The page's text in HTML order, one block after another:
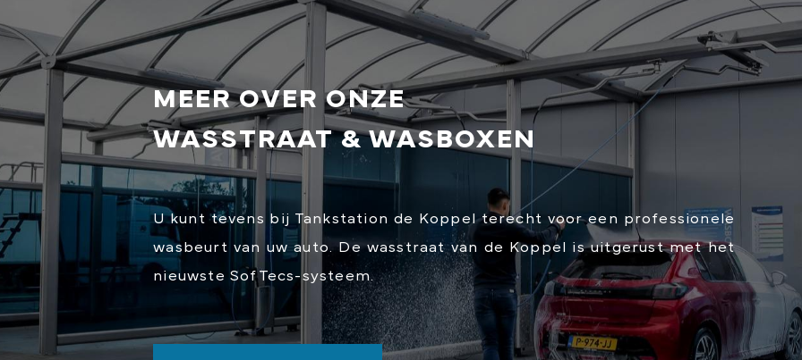
MEER OVER ONZE
WASSTRAAT & WASBOXEN
U kunt tevens bij Tankstation de Koppel terecht voor een professionele
wasbeurt van uw auto. De wasstraat van de Koppel is uitgerust met het
nieuwste SofTecs-systeem.